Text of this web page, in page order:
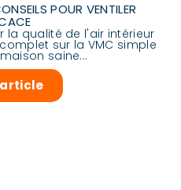
POUR VENTILER
la qualité de l'air intérieur
sur la VMC simple
saine...